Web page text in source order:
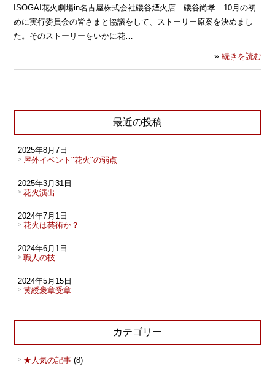
ISOGAI花火劇場in名古屋株式会社磯谷煙火店 磯谷尚孝 10月の初
めに実行委員会の皆さまと協議をして、ストーリー原案を決めまし
た。そのストーリーをいかに花…
» 続きを読む
最近の投稿
屋外イベント"花火"の弱点
2025年8月7日
花火演出
2025年3月31日
花火は芸術か？
2024年7月1日
職人の技
2024年6月1日
黄綬褒章受章
2024年5月15日
カテゴリー
★人気の記事(8)